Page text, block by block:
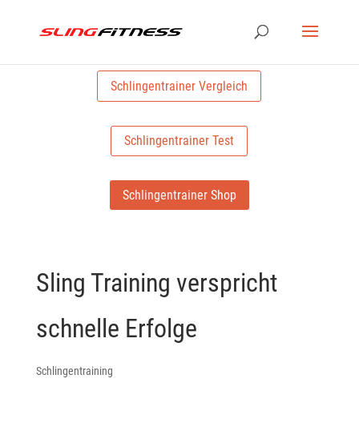
Schlingentrainer Vergleich
Schlingentrainer Test
Schlingentrainer Shop
Sling Training verspricht
schnelle Erfolge
Schlingentraining